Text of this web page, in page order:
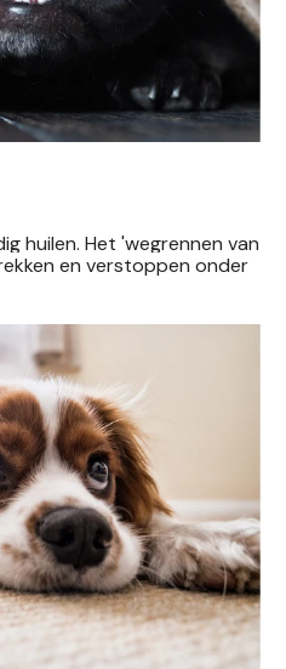
huilen. Het 'wegrennen van
en verstoppen onder